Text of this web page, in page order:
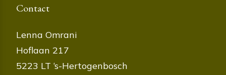
Contact
Lenna Omrani
Hoflaan 217
5223 LT ‘s-Hertogenbosch